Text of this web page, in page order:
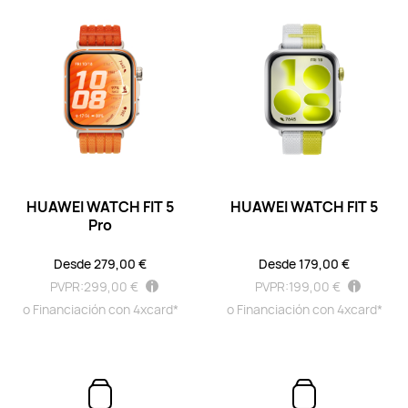
HUAWEI WATCH FIT 4 Pro
PVPR:279,00 €
Descubre más Comprar
HUAWEI WATCH FIT 4
Comprar
HUAWEI WATCH FIT 5
Pro
Desde 279,00 €
PVPR:299,00 €
o Financiación con 4xcard*
HUAWEI WATCH FIT 5
Desde 179,00 €
PVPR:199,00 €
o Financiación con 4xcard*